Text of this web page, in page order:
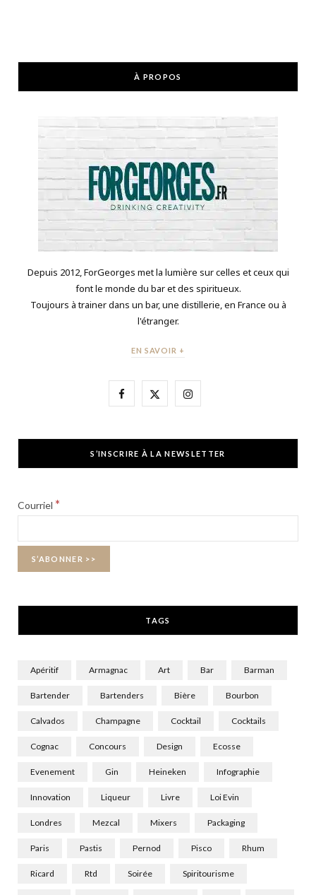
À PROPOS
Depuis 2012, ForGeorges met la lumière sur celles et ceux qui
font le monde du bar et des spiritueux.
Toujours à trainer dans un bar, une distillerie, en France ou à
l'étranger.
EN SAVOIR +
F
e
X
w
I
t
S’INSCRIRE À LA NEWSLETTER
Courriel *
TAGS
Apéritif Armagnac Art Bar Barman
Bartender Bartenders Bière Bourbon
Calvados Champagne Cocktail Cocktails
Cognac Concours Design Ecosse
Evenement Gin Heineken Infographie
Innovation Liqueur Livre Loi Evin
Londres Mezcal Mixers Packaging
Paris Pastis Pernod Pisco Rhum
Ricard Rtd Soirée Spiritourisme